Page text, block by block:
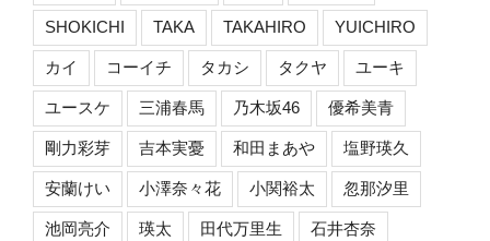
SHOKICHI TAKA TAKAHIRO YUICHIRO
カイ コーイチ タカシ タクヤ ユーキ
ユースケ 三浦春馬 乃木坂46 優希美青
剛力彩芽 吉本実憂 和田まあや 塩野瑛久
安蘭けい 小澤奈々花 小関裕太 忽那汐里
池岡亮介 瑛太 田代万里生 石井杏奈